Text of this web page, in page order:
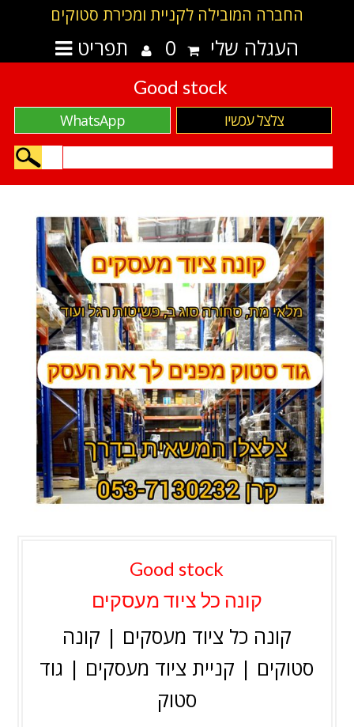
החברה המובילה לקניית ומכירת סטוקים
תפריט העגלה שלי 0
Good stock
WhatsApp צלצל עכשיו
Good stock
קונה כל ציוד מעסקים
קונה כל ציוד מעסקים | קונה
סטוקים | קניית ציוד מעסקים | גוד
סטוק